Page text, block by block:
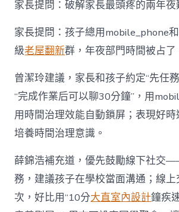
家長提問：破解家長最頭疼的兩年夜
家長提問：孩子總用mobile_phone
級老屋翻新群，年夜部門時間被占了
曾潔玲建議，家長和孩子約定“先任
“完成作業后可以聊30分鐘”，用
用時間治理效能自動鎖屏；表現好時
培養時間治理意識。
薛錦浩補充道，優先鼓勵線下社交
務，建議孩子在學校當面溝通；線
次，好比用“10分大直室內設計鐘疾